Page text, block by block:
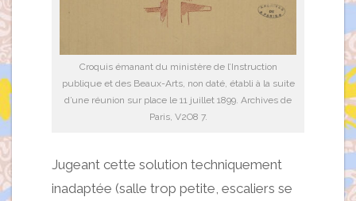
Croquis émanant du ministère de l’Instruction
publique et des Beaux-Arts, non daté, établi à la suite
d’une réunion sur place le 11 juillet 1899. Archives de
Paris, V2O8 7.
Jugeant cette solution techniquement
inadaptée (salle trop petite, escaliers se